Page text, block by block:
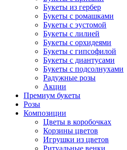
Букеты из гербер
Букеты с ромашками
Букеты с эустомой
Букеты с лилией
Букеты с орхидеями
Букеты с гипсофилой
Букеты с диантусами
Букеты с подсолнухами
Радужные розы
Акции
Премиум букеты
Розы
Композиции
Цветы в коробочках
Корзины цветов
Игрушки из цветов
Ритуальные венки